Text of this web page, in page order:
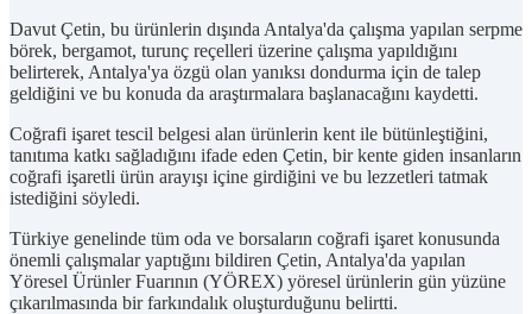
Davut Çetin, bu ürünlerin dışında Antalya'da çalışma yapılan serpme
börek, bergamot, turunç reçelleri üzerine çalışma yapıldığını
belirterek, Antalya'ya özgü olan yanıksı dondurma için de talep
geldiğini ve bu konuda da araştırmalara başlanacağını kaydetti.
Coğrafi işaret tescil belgesi alan ürünlerin kent ile bütünleştiğini,
tanıtıma katkı sağladığını ifade eden Çetin, bir kente giden insanların
coğrafi işaretli ürün arayışı içine girdiğini ve bu lezzetleri tatmak
istediğini söyledi.
Türkiye genelinde tüm oda ve borsaların coğrafi işaret konusunda
önemli çalışmalar yaptığını bildiren Çetin, Antalya'da yapılan
Yöresel Ürünler Fuarının (YÖREX) yöresel ürünlerin gün yüzüne
çıkarılmasında bir farkındalık oluşturduğunu belirtti.